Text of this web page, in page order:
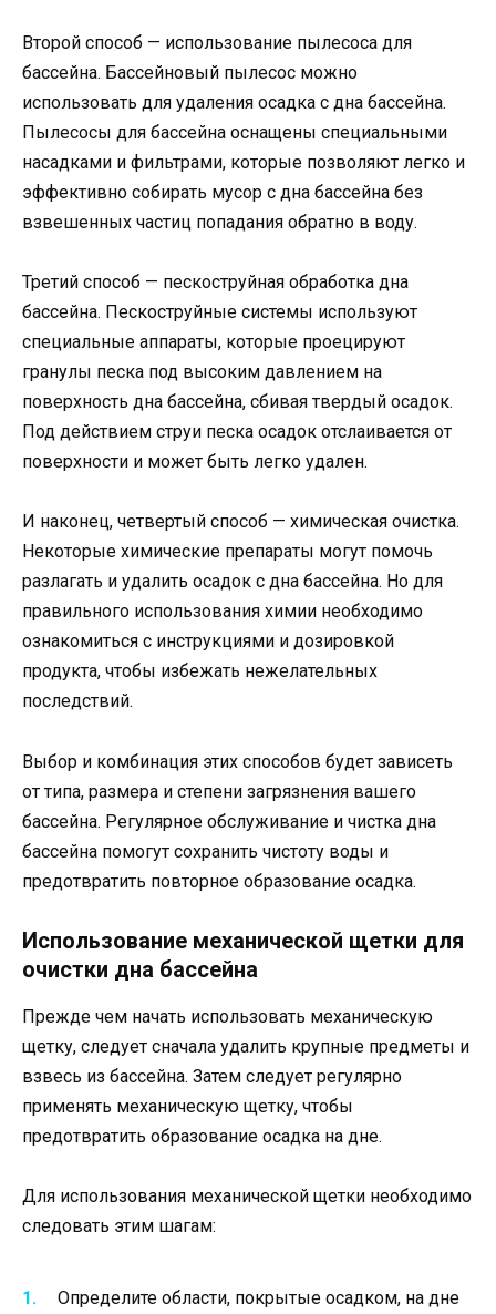
Второй способ — использование пылесоса для
бассейна. Бассейновый пылесос можно
использовать для удаления осадка с дна бассейна.
Пылесосы для бассейна оснащены специальными
насадками и фильтрами, которые позволяют легко и
эффективно собирать мусор с дна бассейна без
взвешенных частиц попадания обратно в воду.
Третий способ — пескоструйная обработка дна
бассейна. Пескоструйные системы используют
специальные аппараты, которые проецируют
гранулы песка под высоким давлением на
поверхность дна бассейна, сбивая твердый осадок.
Под действием струи песка осадок отслаивается от
поверхности и может быть легко удален.
И наконец, четвертый способ — химическая очистка.
Некоторые химические препараты могут помочь
разлагать и удалить осадок с дна бассейна. Но для
правильного использования химии необходимо
ознакомиться с инструкциями и дозировкой
продукта, чтобы избежать нежелательных
последствий.
Выбор и комбинация этих способов будет зависеть
от типа, размера и степени загрязнения вашего
бассейна. Регулярное обслуживание и чистка дна
бассейна помогут сохранить чистоту воды и
предотвратить повторное образование осадка.
Использование механической щетки для
очистки дна бассейна
Прежде чем начать использовать механическую
щетку, следует сначала удалить крупные предметы и
взвесь из бассейна. Затем следует регулярно
применять механическую щетку, чтобы
предотвратить образование осадка на дне.
Для использования механической щетки необходимо
следовать этим шагам:
Определите области, покрытые осадком, на дне